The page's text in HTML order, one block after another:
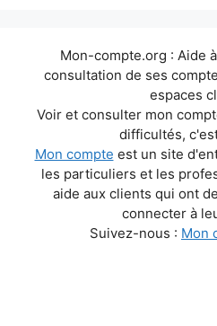
Mon-compte.org : Aide
consultation de ses
espaces
Voir et consulter mon
difficultés,
Mon compte est un site
les particuliers et les
aide aux clients qui ont
connecter à
Suivez-nous : Mon